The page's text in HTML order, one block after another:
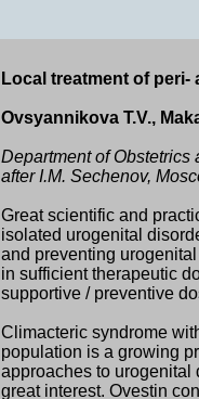
Local treatment of
Ovsyannikova T.V.,
Department of
after I.M. Sechenov,
Great scientific and
isolated urogenital
and preventing
in sufficient therapeutic
supportive / preventive
Climacteric syndrome
population is a growing
approaches to urogenital
great interest. Ovestin